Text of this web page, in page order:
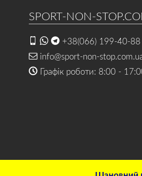
SPORT-NON-
+38(066) 199-40-88
info@sport-non-
Графік роботи: 8:00 -